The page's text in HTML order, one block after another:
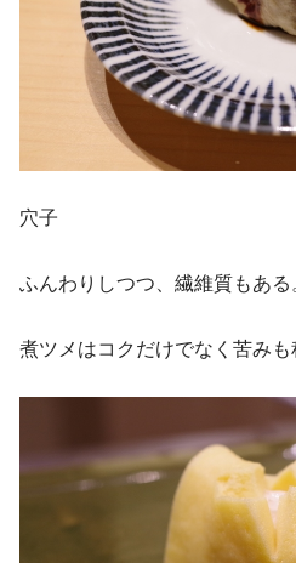
穴子
ふんわりしつつ、繊維質もある
煮ツメはコクだけでなく苦みも